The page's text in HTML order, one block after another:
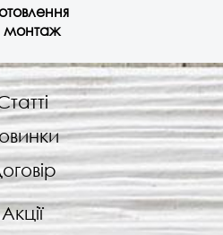
монтаж
Акції